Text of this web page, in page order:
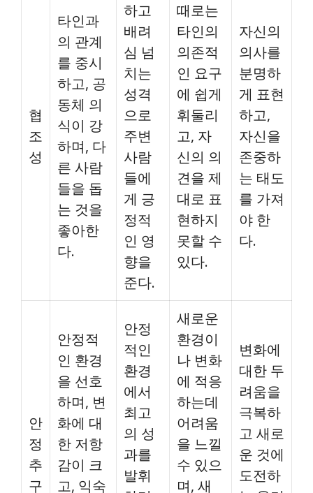
협
조
성
타인과
의 관계
를 중시
하고, 공
동체 의
식이 강
하며, 다
른 사람
들을 돕
는 것을
좋아한
다.
하고
배려
심 넘
치는
성격
으로
주변
사람
들에
게 긍
정적
인 영
향을
준다.
때로는
타인의
의존적
인 요구
에 쉽게
휘둘리
고, 자
신의 의
견을 제
대로 표
현하지
못할 수
있다.
자신의
의사를
분명하
게 표현
하고,
자신을
존중하
는 태도
를 가져
야 한
다.
안
정
추
구
안정적
인 환경
을 선호
하며, 변
화에 대
한 저항
감이 크
고, 익숙
안정
적인
환경
에서
최고
의 성
과를
발휘
새로운
환경이
나 변화
에 적응
하는데
어려움
을 느낄
수 있으
며, 새
변화에
대한 두
려움을
극복하
고 새로
운 것에
도전하